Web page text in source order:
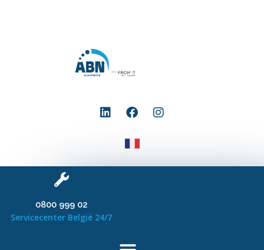
0800 999 02
Servicecenter België 24/7